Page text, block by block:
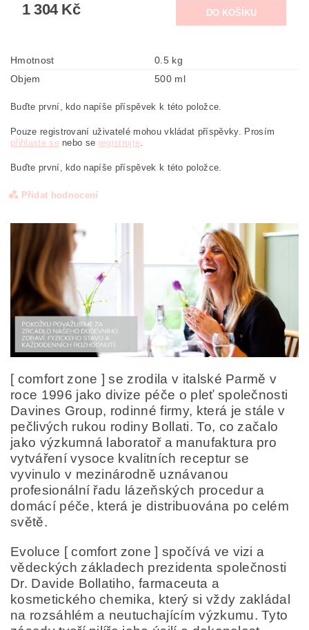
1 304 Kč
Hmotnost
0.5 kg
Objem
500 ml
Buďte první, kdo napíše příspěvek k této položce.
Pouze registrovaní uživatelé mohou vkládat příspěvky. Prosím
přihlaste senebo se registrujte.
Buďte první, kdo napíše příspěvek k této položce.
Přidat hodnocení
Odesláním formuláře/objednávky vyjadřujete souhlas
se zpracováním osobních údajů v souladu s
definicí
ochrany osobních údajů.
[ comfort zone ] se zrodila v italské Parmě v
roce 1996 jako divize péče o pleť společnosti
Davines Group, rodinné firmy, která je stále v
pečlivých rukou rodiny Bollati. To, co začalo
jako výzkumná laboratoř a manufaktura pro
vytváření vysoce kvalitních receptur se
vyvinulo v mezinárodně uznávanou
profesionální řadu lázeňských procedur a
domácí péče, která je distribuována po celém
světě.
Evoluce [ comfort zone ] spočívá ve vizi a
vědeckých základech prezidenta společnosti
Dr. Davide Bollatiho, farmaceuta a
kosmetického chemika, který si vždy zakládal
na rozsáhlém a neutuchajícím výzkumu. Tyto